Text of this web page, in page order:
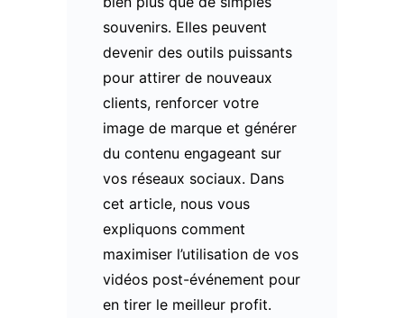
souvenirs. Elles peuvent
devenir des outils puissants
pour attirer de nouveaux
clients, renforcer votre
image de marque et générer
du contenu engageant sur
vos réseaux sociaux. Dans
cet article, nous vous
expliquons comment
maximiser l’utilisation de vos
vidéos post-événement pour
en tirer le meilleur profit.